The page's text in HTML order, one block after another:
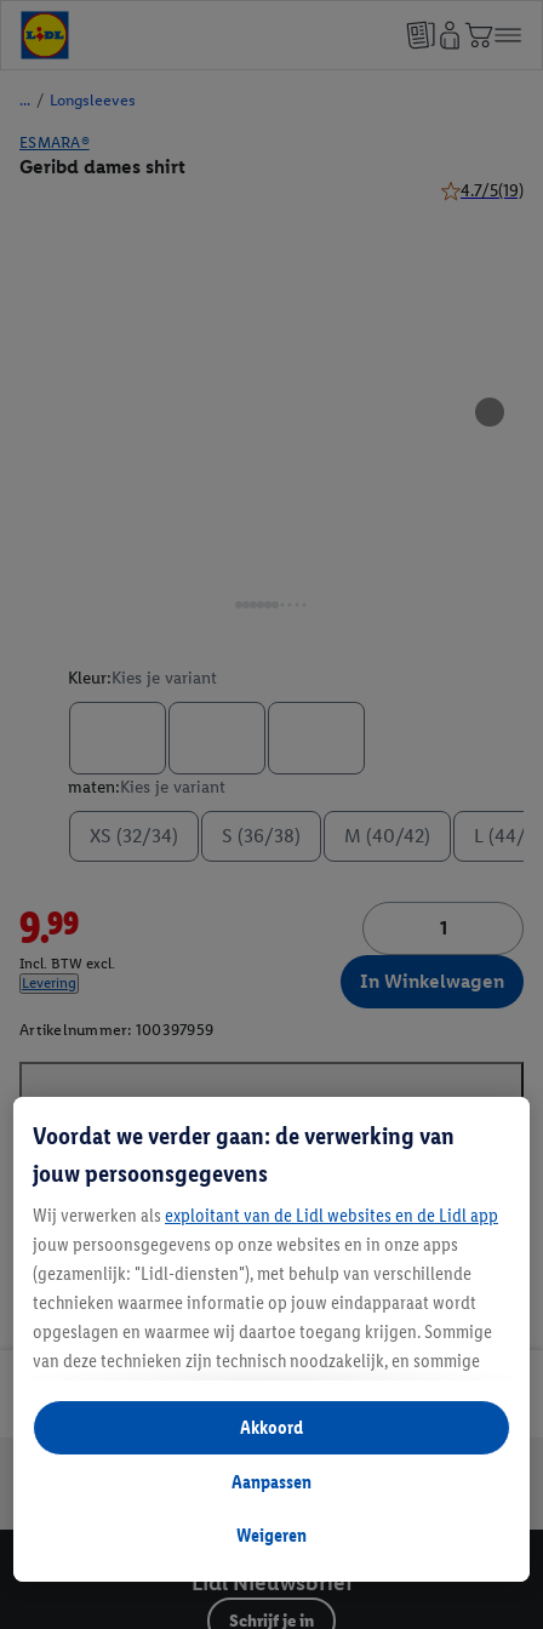
/ Longsleeves
ESMARA®
Geribd dames shirt
4.7/5(19)
Kleur:Kies je variant
maten:Kies je variant
XS (32/34) S (36/38) M (40/42) L (44/
9.99
Incl. BTW excl.
Levering
In Winkelwagen
Artikelnummer: 100397959
Veilig winkelen
Lidl Nieuwsbrief
Schrijf je in
Voordat we verder gaan: de verwerking van
jouw persoonsgegevens
Wij verwerken als exploitant van de Lidl websites en de Lidl app
jouw persoonsgegevens op onze websites en in onze apps
(gezamenlijk: "Lidl-diensten"), met behulp van verschillende
technieken waarmee informatie op jouw eindapparaat wordt
opgeslagen en waarmee wij daartoe toegang krijgen. Sommige
van deze technieken zijn technisch noodzakelijk, en sommige
opslaan van voorkeursinstellingen, het verzamelen en
analyseren van statistieken of voor het tonen van
gepersonaliseerde reclame binnen en buiten de Lidl-diensten.
gegevens over jouw aankoopgedrag in de winkel ook voor de
Als je hier toestemming geeft aan ons voor het personaliseren
van reclame en als je vervolgens een Lidl Plus-account
Weigeren
Aanpassen
Akkoord